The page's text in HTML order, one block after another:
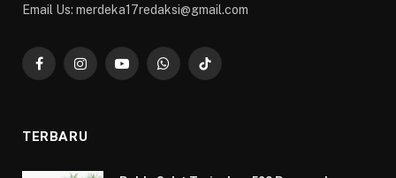
Email Us: merdeka17redaksi@gmail.com
FacebookInstagramYouTubeWhatsAppTikTok
TERBARU